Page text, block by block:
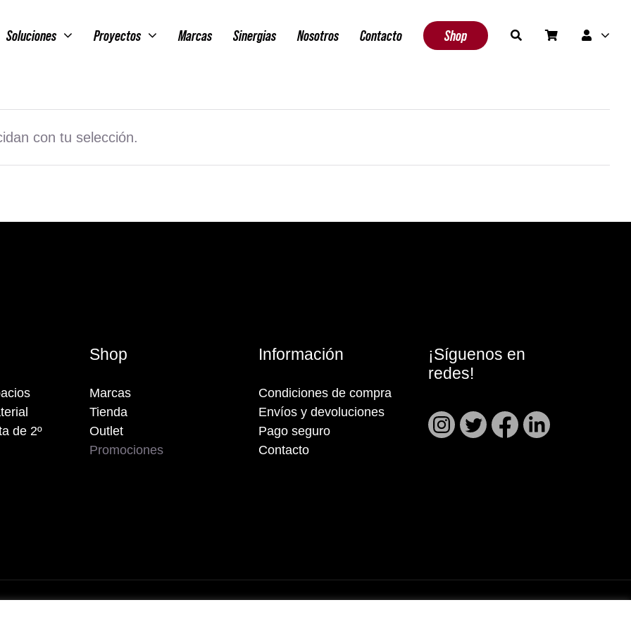
Soluciones Proyectos Marcas Sinergias Nosotros Contacto Shop
con tu selección.
de 2º
Shop
Marcas
Tienda
Outlet
Promociones
Información
Condiciones de compra
Envíos y devoluciones
Pago seguro
Contacto
¡Síguenos en
redes!
reservados.